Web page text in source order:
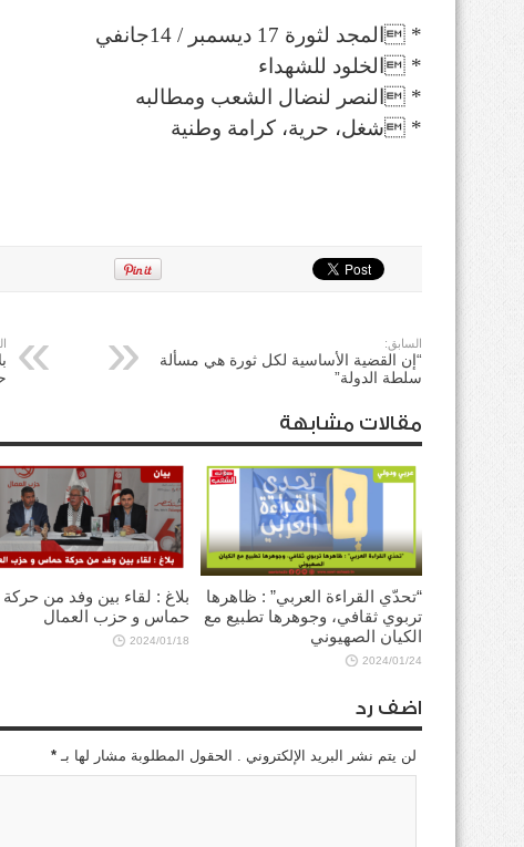
* المجد لثورة 17 ديسمبر / 14جانفي
* الخلود للشهداء
* النصر لنضال الشعب ومطالبه
* شغل، حرية، كرامة وطنية
السابق:
“إن القضية الأساسية لكل ثورة هي مسألة
سلطة الدولة”
مقالات مشابهة
“تحدّي القراءة العربي” : ظاهرها
تربوي ثقافي، وجوهرها تطبيع مع
الكيان الصهيوني
2024/01/24
بلاغ : لقاء بين وفد من حركة
حماس و حزب العمال
2024/01/18
اضف رد
لن يتم نشر البريد الإلكتروني . الحقول المطلوبة مشار لها بـ *